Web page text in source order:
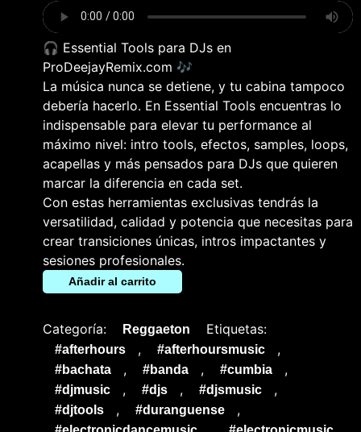
🎧 Essential Tools para DJs en
ProDeejayRemix.com 🎶
La música nunca se detiene, y tu cabina tampoco
debería hacerlo. En Essential Tools encuentras lo
indispensable para elevar tu performance al
máximo nivel: intro tools, efectos, samples, loops,
acapellas y más pensados para DJs que quieren
marcar la diferencia en cada set.
Con estas herramientas exclusivas tendrás la
versatilidad, calidad y potencia que necesitas para
crear transiciones únicas, intros impactantes y
sesiones profesionales.
Añadir al carrito
Categoría: Reggaeton Etiquetas:
#afterhours , #afterhoursmusic ,
#bachata , #banda , #cumbia ,
#djmusic , #djs , #djsmusic ,
#djtools , #duranguense ,